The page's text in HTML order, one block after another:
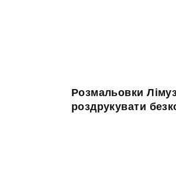
Розмальовки
роздрукувати